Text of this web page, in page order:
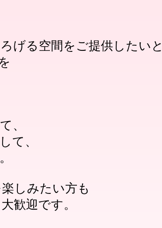
げる空間をご提供したい
、
て、
しみたい方も
歓迎です。